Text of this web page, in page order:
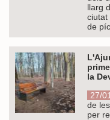
llarg
ciutat
de
la
27/
de
per